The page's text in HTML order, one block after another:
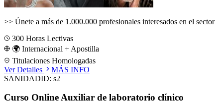
>> Únete a más de 1.000.000 profesionales interesados en el sector
300 Horas Lectivas
🌍 Internacional + Apostilla
Titulaciones Homologadas
Ver Detalles
MÁS INFO
SANIDADID: s2
Curso Online Auxiliar de laboratorio clínico